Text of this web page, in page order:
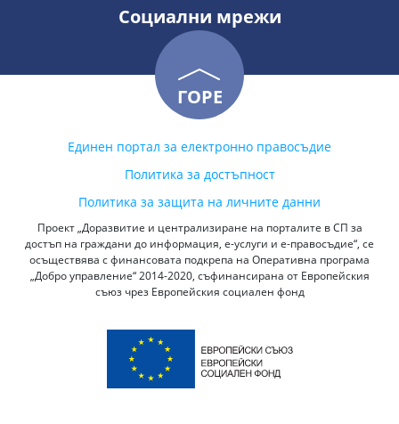
Социални мрежи
ГОРЕ
Единен портал за електронно правосъдие
Политика за достъпност
Политика за защита на личните данни
Проект „Доразвитие и централизиране на порталите в СП за
достъп на граждани до информация, е-услуги и е-правосъдие“, се
осъществява с финансовата подкрепа на Оперативна програма
„Добро управление“ 2014-2020, съфинансирана от Европейския
съюз чрез Европейския социален фонд